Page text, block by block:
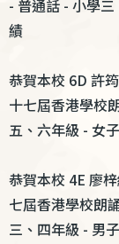
- 普通話 - 小學
績
恭賀本校 6D 許
十七屆香港學校
五、六年級 - 女
恭賀本校 4E 廖
七屆香港學校朗
三、四年級 - 男